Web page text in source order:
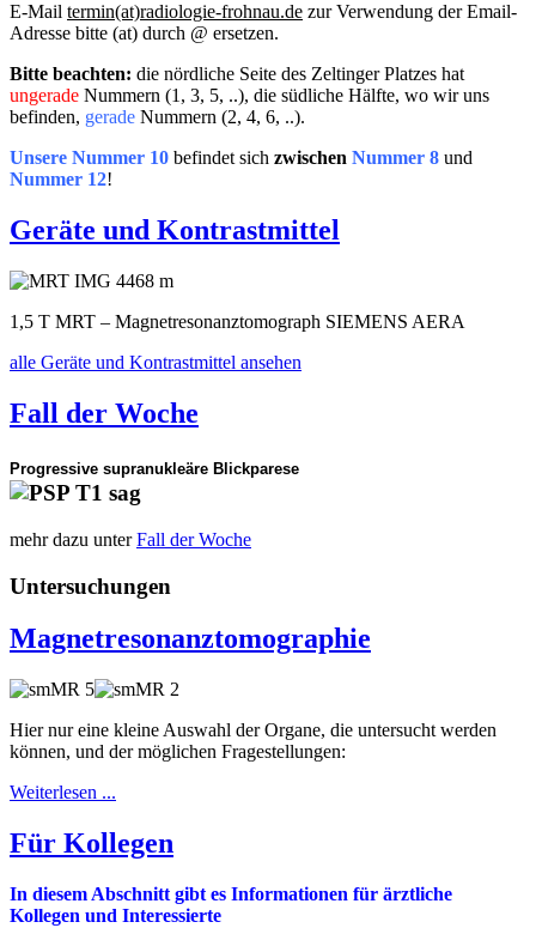
E-Mail termin(at)radiologie-frohnau.de zur Verwendung der Email-
Adresse bitte (at) durch @ ersetzen.
Bitte beachten: die nördliche Seite des Zeltinger Platzes hat
ungerade Nummern (1, 3, 5, ..), die südliche Hälfte, wo wir uns
befinden, gerade Nummern (2, 4, 6, ..).
Unsere Nummer 10 befindet sich zwischen Nummer 8 und
Nummer 12!
Geräte und Kontrastmittel
1,5 T MRT – Magnetresonanztomograph SIEMENS AERA
alle Geräte und Kontrastmittel ansehen
Fall der Woche
Progressive supranukleäre Blickparese
mehr dazu unterFall der Woche
Untersuchungen
Magnetresonanztomographie
Hier nur eine kleine Auswahl der Organe, die untersucht werden
können, und der möglichen Fragestellungen:
Weiterlesen ...
Für Kollegen
In diesem Abschnitt gibt es Informationen für ärztliche
Kollegen und Interessierte